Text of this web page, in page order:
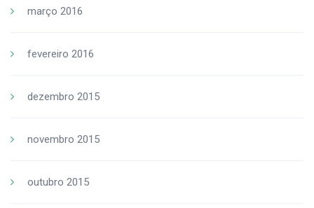
março 2016
fevereiro 2016
dezembro 2015
novembro 2015
outubro 2015